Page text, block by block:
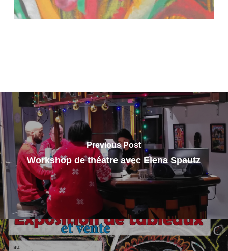
Previous Post
Workshop de théatre avec Elena Spautz